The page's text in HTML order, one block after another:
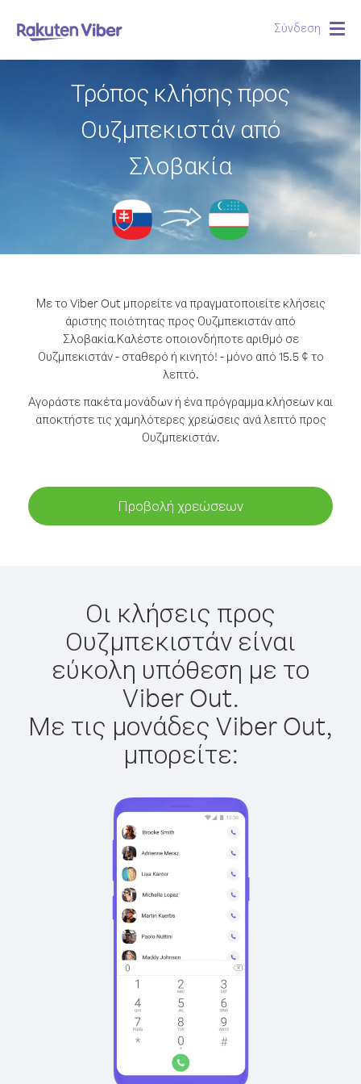
Σύνδεση
Τρόπος κλήσης προς
Ουζμπεκιστάν από
Σλοβακία
Με το Viber Out μπορείτε να πραγματοποιείτε κλήσεις
άριστης ποιότητας προς Ουζμπεκιστάν από
Σλοβακία.Καλέστε οποιονδήποτε αριθμό σε
Ουζμπεκιστάν - σταθερό ή κινητό! - μόνο από 15.5 ¢ το
λεπτό.
Αγοράστε πακέτα μονάδων ή ένα πρόγραμμα κλήσεων και
αποκτήστε τις χαμηλότερες χρεώσεις ανά λεπτό προς
Ουζμπεκιστάν.
Προβολή χρεώσεων
Οι κλήσεις προς
Ουζμπεκιστάν είναι
εύκολη υπόθεση με το
Viber Out.
Με τις μονάδες Viber Out,
μπορείτε: